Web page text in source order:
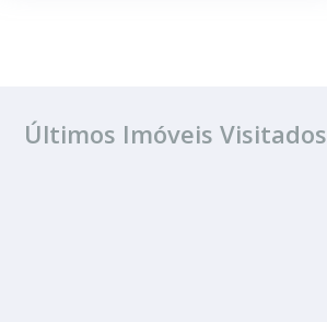
Últimos Imóveis Visitados